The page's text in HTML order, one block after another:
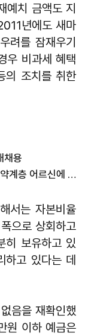
예치 금액도 지
년에도 새마
려를 잠재우기
우 비과세 혜택
의 조치를 취한
채용
"건강하게 여름 나세요"…새마을금고, 취약계층 어르신에 삼계탕 나눔
서는 자본비율
으로 상회하고
히 보유하고 있
하고 있다는 데
음을 재확인했
원 이하 예금은